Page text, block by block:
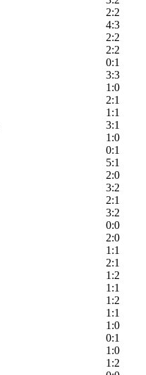
2:2
4:3
2:2
2:2
0:1
3:3
1:0
2:1
1:1
3:1
1:0
0:1
5:1
2:0
3:2
2:1
3:2
0:0
2:0
1:1
2:1
1:2
1:1
1:2
1:1
1:0
0:1
1:0
1:2